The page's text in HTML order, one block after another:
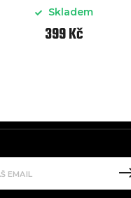
Skladem
399 Kč